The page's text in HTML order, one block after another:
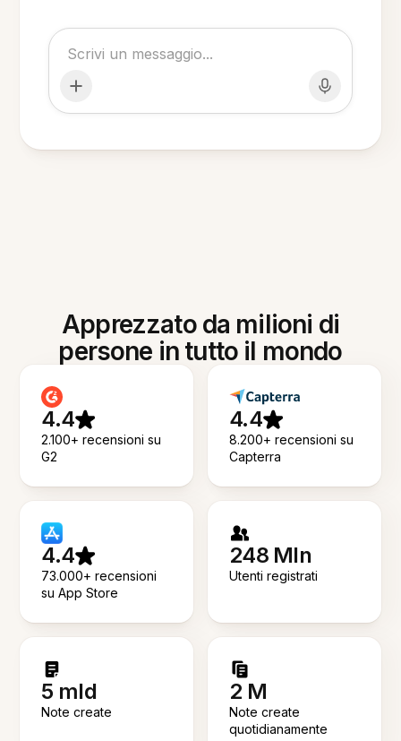
Apprezzato da milioni di
persone in tutto il mondo
4.4
2.100+ recensioni su
G2
4.4
8.200+ recensioni su
Capterra
4.4
73.000+ recensioni
su App Store
248 Mln
Utenti registrati
5 mld
Note create
2 M
Note create
quotidianamente